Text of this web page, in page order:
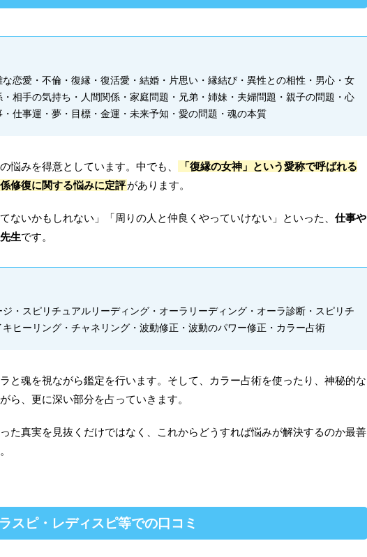
恋愛・不倫・復縁・復活愛・結婚・片思い・縁結び・異性との相性・男心・女
相手の気持ち・人間関係・家庭問題・兄弟・姉妹・夫婦問題・親子の問題・心
仕事運・夢・目標・金運・未来予知・愛の問題・魂の本質
悩みを得意としています。中でも、
「復縁の女神」という愛称で呼ばれる
修復に関する悩みに定評があります。
ないかもしれない」「周りの人と仲良くやっていけない」といった、 仕事や
生です。
・スピリチュアルリーディング・オーラリーディング・オーラ診断・スピリチ
キヒーリング・チャネリング・波動修正・波動のパワー修正・カラー占術
と魂を視ながら鑑定を行います。そして、カラー占術を使ったり、神秘的な
ら、更に深い部分を占っていきます。
た真実を見抜くだけではなく、これからどうすれば悩みが解決するのか最善
スピ・レディスピ等での口コミ